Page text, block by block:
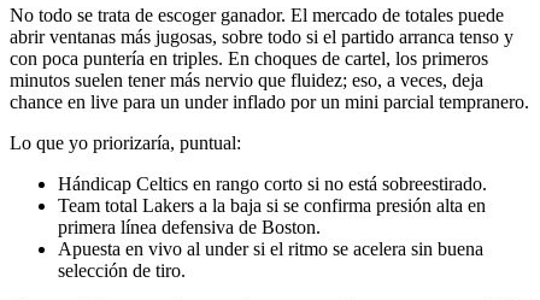
No todo se trata de escoger ganador. El mercado de totales puede
abrir ventanas más jugosas, sobre todo si el partido arranca tenso y
con poca puntería en triples. En choques de cartel, los primeros
minutos suelen tener más nervio que fluidez; eso, a veces, deja
chance en live para un under inflado por un mini parcial tempranero.
Lo que yo priorizaría, puntual:
Hándicap Celtics en rango corto si no está sobreestirado.
Team total Lakers a la baja si se confirma presión alta en
primera línea defensiva de Boston.
Apuesta en vivo al under si el ritmo se acelera sin buena
selección de tiro.